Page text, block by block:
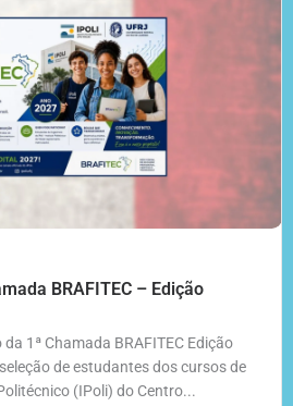
BRAFITEC – Edição
1ª Chamada BRAFITEC Edição
de estudantes dos cursos de
(IPoli) do Centro...